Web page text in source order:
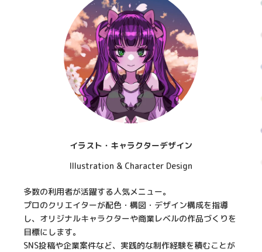
イラスト・キャラクターデザイン
Illustration & Character Design
多数の利用者が活躍する人気メニュー。
プロのクリエイターが配色・構図・デザイン構成を指導
し、オリジナルキャラクターや商業レベルの作品づくりを
目標にします。
SNS投稿や企業案件など、実践的な制作経験を積むことが